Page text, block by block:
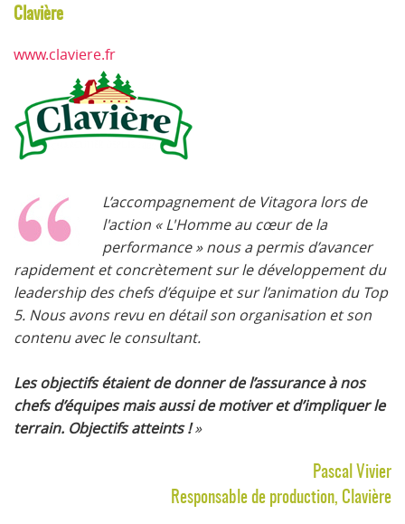
Clavière
www.claviere.fr
L’accompagnement de Vitagora lors de
l'action « L'Homme au cœur de la
performance » nous a permis d’avancer
rapidement et concrètement sur le développement du
leadership des chefs d’équipe et sur l’animation du Top
5. Nous avons revu en détail son organisation et son
contenu avec le consultant.
Les objectifs étaient de donner de l’assurance à nos
chefs d’équipes mais aussi de motiver et d’impliquer le
terrain. Objectifs atteints !»
Pascal Vivier
Responsable de production, Clavière